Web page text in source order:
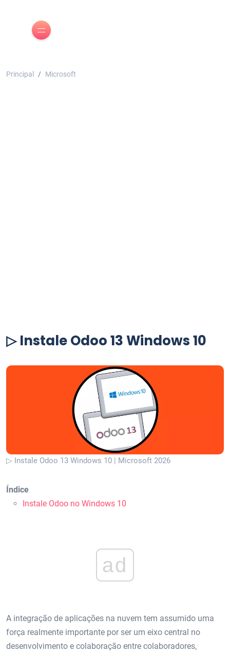
Principal Microsoft
▷ Instale Odoo 13 Windows 10
▷ Instale Odoo 13 Windows 10 | Microsoft 2026
Índice
Instale Odoo no Windows 10
ad
A integração de aplicações na nuvem tem assumido uma
força realmente importante por ser um eixo central no
desenvolvimento e colaboração entre colaboradores,